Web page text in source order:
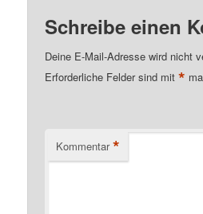
Schreibe einen
Deine E-Mail-Adresse wird nicht
Erforderliche Felder sind mit*
Kommentar *